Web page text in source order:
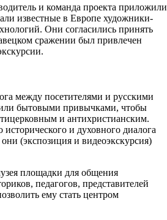
и команда проекта приложили
известные в Европе художники-
Они согласились принять
сражении был привлечен
между посетителями и русскими
бытовыми привычками, чтобы
и антихристианским.
и духовного диалога
(экспозиция и видеоэкскурсия)
площадки для общения
педагогов, представителей
ему стать центром